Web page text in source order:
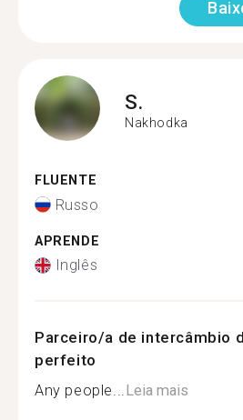
S.
Nakhodka
FLUENTE
Russo
APRENDE
Inglês
Parceiro/a de intercâmbio
perfeito
Any people...Leia mais